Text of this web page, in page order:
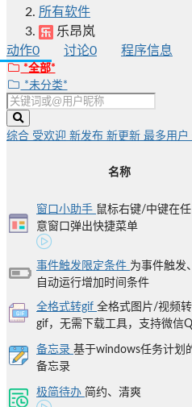
所有软件
乐昂岚
动作0 讨论0 程序信息
*全部*
*未分类*
综合 受欢迎 新发布 新更新 最多用户
名称
窗口小助手 鼠标右键/中键在任
意窗口弹出快捷菜单
事件触发限定条件 为事件触发、
自动运行增加时间条件
全格式转gif 全格式图片/视频转
gif，无需下载工具，支持微信
备忘录 基于windows任务计划
备忘录
极简待办 简约、清爽